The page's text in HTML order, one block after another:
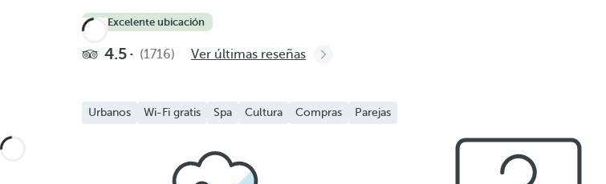
4.7 Excelente ubicación
4.5 (1716) Ver últimas reseñas
Urbanos Wi-Fi gratis Spa Cultura Compras Parejas